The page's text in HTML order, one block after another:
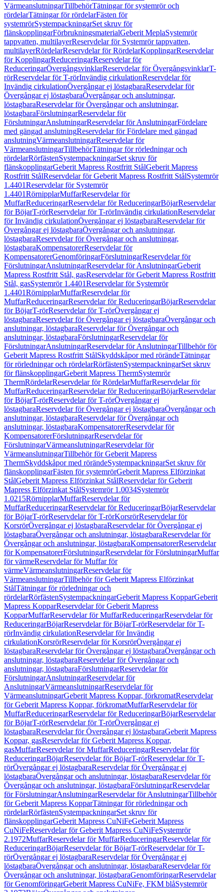
VärmeanslutningarTillbehörTätningar för systemrör och
rördelarTätningar för rördelarFästen för
systemrörSystempackningarSet skruv för
flänskopplingarFörbrukningsmaterialGeberit MeplaSystemrör
tappvatten, multilayerReservdelar för Systemrör tappvatten,
multilayerRördelarReservdelar för RördelarKopplingarReservdelar
för KopplingarReduceringarReservdelar för
ReduceringarÖvergångsvinklarReservdelar för ÖvergångsvinklarT-
rörReservdelar för T-rörInvändig cirkulationReservdelar för
Invändig cirkulationÖvergångar ej löstagbaraReservdelar för
Övergångar ej löstagbaraÖvergångar och anslutningar,
löstagbaraReservdelar för Övergångar och anslutningar,
löstagbaraFörslutningarReservdelar för
FörslutningarAnslutningarReservdelar för AnslutningarFördelare
med gängad anslutningReservdelar för Fördelare med gängad
anslutningVärmeanslutningarReservdelar för
VärmeanslutningarTillbehörTätningar för rörledningar och
rördelarRörfästenSystempackningarSet skruv för
flänskopplingarGeberit Mapress Rostfritt StålGeberit Mapress
Rostfritt StålReservdelar för Geberit Mapress Rostfritt StålSystemrör
1.4401Reservdelar för Systemrör
1.4401RörnipplarMuffarReservdelar för
MuffarReduceringarReservdelar för ReduceringarBöjarReservdelar
för BöjarT-rörReservdelar för T-rörInvändig cirkulationReservdelar
för Invändig cirkulationÖvergångar ej löstagbaraReservdelar för
Övergångar ej löstagbaraÖvergångar och anslutningar,
löstagbaraReservdelar för Övergångar och anslutningar,
löstagbaraKompensatorerReservdelar för
KompensatorerGenomföringarFörslutningarReservdelar för
FörslutningarAnslutningarReservdelar för AnslutningarGeberit
Mapress Rostfritt Stål, gasReservdelar för Geberit Mapress Rostfritt
Stål, gasSystemrör 1.4401Reservdelar för Systemrör
1.4401RörnipplarMuffarReservdelar för
MuffarReduceringarReservdelar för ReduceringarBöjarReservdelar
för BöjarT-rörReservdelar för T-rörÖvergångar ej
löstagbaraReservdelar för Övergångar ej löstagbaraÖvergångar och
anslutningar, löstagbaraReservdelar för Övergångar och
anslutningar, löstagbaraFörslutningarReservdelar för
FörslutningarAnslutningarReservdelar för AnslutningarTillbehör för
Geberit Mapress Rostfritt StålSkyddskåpor med rörändeTätningar
för rörledningar och rördelarRörfästenSystempackningarSet skruv
för flänskopplingarGeberit Mapress ThermSystemrör
ThermRördelarReservdelar för RördelarMuffarReservdelar för
MuffarReduceringarReservdelar för ReduceringarBöjarReservdelar
för BöjarT-rörReservdelar för T-rörÖvergångar ej
löstagbaraReservdelar för Övergångar ej löstagbaraÖvergångar och
anslutningar, löstagbaraReservdelar för Övergångar och
anslutningar, löstagbaraKompensatorerReservdelar för
KompensatorerFörslutningarReservdelar för
FörslutningarVärmeanslutningarReservdelar för
VärmeanslutningarTillbehör för Geberit Mapress
ThermSkyddskåpor med rörändeSystempackningarSet skruv för
flänskopplingarFästen för systemrörGeberit Mapress Elförzinkat
StålGeberit Mapress Elförzinkat StålReservdelar för Geberit
Mapress Elförzinkat StålSystemrör 1.0034Systemrör
1.0215RörnipplarMuffarReservdelar för
MuffarReduceringarReservdelar för ReduceringarBöjarReservdelar
för BöjarT-rörReservdelar för T-rörKorsrörReservdelar för
KorsrörÖvergångar ej löstagbaraReservdelar för Övergångar ej
löstagbaraÖvergångar och anslutningar, löstagbaraReservdelar för
Övergångar och anslutningar, löstagbaraKompensatorerReservdelar
för KompensatorerFörslutningarReservdelar för FörslutningarMuffar
för värmeReservdelar för Muffar för
värmeVärmeanslutningarReservdelar för
VärmeanslutningarTillbehör för Geberit Mapress Elförzinkat
StålTätningar för rörledningar och
rördelarRörfästenSystempackningarGeberit Mapress KopparGeberit
Mapress KopparReservdelar för Geberit Mapress
KopparMuffarReservdelar för MuffarReduceringarReservdelar för
ReduceringarBöjarReservdelar för BöjarT-rörReservdelar för T-
rörInvändig cirkulationReservdelar för Invändig
cirkulationKorsrörReservdelar för KorsrörÖvergångar ej
löstagbaraReservdelar för Övergångar ej löstagbaraÖvergångar och
anslutningar, löstagbaraReservdelar för Övergångar och
anslutningar, löstagbaraFörslutningarReservdelar för
FörslutningarAnslutningarReservdelar för
AnslutningarVärmeanslutningarReservdelar för
VärmeanslutningarGeberit Mapress Koppar, förkromatReservdelar
för Geberit Mapress Koppar, förkromatMuffarReservdelar för
MuffarReduceringarReservdelar för ReduceringarBöjarReservdelar
för BöjarT-rörReservdelar för T-rörÖvergångar ej
löstagbaraReservdelar för Övergångar ej löstagbaraGeberit Mapress
Koppar, gasReservdelar för Geberit Mapress Koppar,
gasMuffarReservdelar för MuffarReduceringarReservdelar för
ReduceringarBöjarReservdelar för BöjarT-rörReservdelar för T-
rörÖvergångar ej löstagbaraReservdelar för Övergångar ej
löstagbaraÖvergångar och anslutningar, löstagbaraReservdelar för
Övergångar och anslutningar, löstagbaraFörslutningarReservdelar
för FörslutningarAnslutningarReservdelar för AnslutningarTillbehör
för Geberit Mapress KopparTätningar för rörledningar och
rördelarRörfästenSystempackningarSet skruv för
flänskopplingarGeberit Mapress CuNiFeGeberit Mapress
CuNiFeReservdelar för Geberit Mapress CuNiFeSystemrör
2.1972MuffarReservdelar för MuffarReduceringarReservdelar för
ReduceringarBöjarReservdelar för BöjarT-rörReservdelar för T-
rörÖvergångar ej löstagbaraReservdelar för Övergångar ej
löstagbaraÖvergångar och anslutningar, löstagbaraReservdelar för
Övergångar och anslutningar, löstagbaraGenomföringarReservdelar
för GenomföringarGeberit Mapress CuNiFe, FKM blåSystemrör